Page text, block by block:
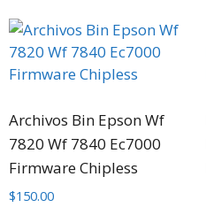
Archivos Bin Epson Wf
7820 Wf 7840 Ec7000
Firmware Chipless
$150.00